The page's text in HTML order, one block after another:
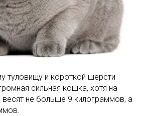
туловищу и короткой шерсти
сильная кошка, хотя на
не больше 9 килограммов, а